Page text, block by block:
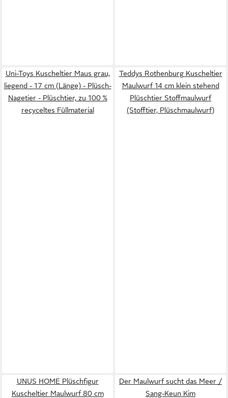
Uni-Toys Kuscheltier Maus grau,
liegend - 17 cm (Länge) - Plüsch-
Nagetier - Plüschtier, zu 100 %
recyceltes Füllmaterial
Teddys Rothenburg Kuscheltier
Maulwurf 14 cm klein stehend
Plüschtier Stoffmaulwurf
(Stofftier, Plüschmaulwurf)
UNUS HOME Plüschfigur
Kuscheltier Maulwurf 80 cm
Der Maulwurf sucht das Meer /
Sang-Keun Kim